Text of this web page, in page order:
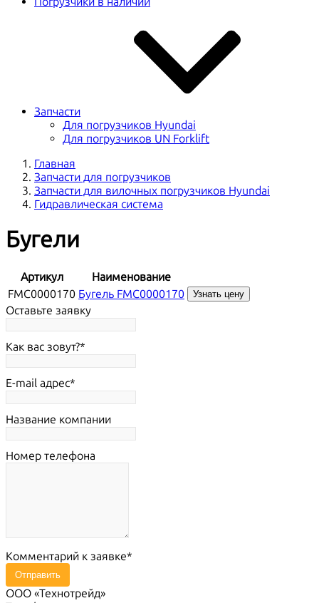
Запчасти
Для погрузчиков Hyundai
Для погрузчиков UN Forklift
Главная
Запчасти для погрузчиков
Запчасти для вилочных погрузчиков Hyundai
Гидравлическая система
Бугели
Артикул
Наименование
FMC0000170 Бугель FMC0000170 Узнать цену
Оставьте заявку
Как вас зовут?
E-mail адрес
Название компании
Номер телефона
Комментарий к заявке
Отправить
ООО «Технотрейд»